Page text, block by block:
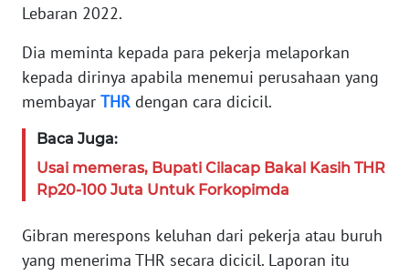
Lebaran 2022.
Dia meminta kepada para pekerja melaporkan
kepada dirinya apabila menemui perusahaan yang
membayar THR dengan cara dicicil.
Baca Juga:
Usai memeras, Bupati Cilacap Bakal Kasih THR
Rp20-100 Juta Untuk Forkopimda
Gibran merespons keluhan dari pekerja atau buruh
yang menerima THR secara dicicil. Laporan itu
PEDOMAN
SIBER
REDAKSI
DISCLAIMER
News